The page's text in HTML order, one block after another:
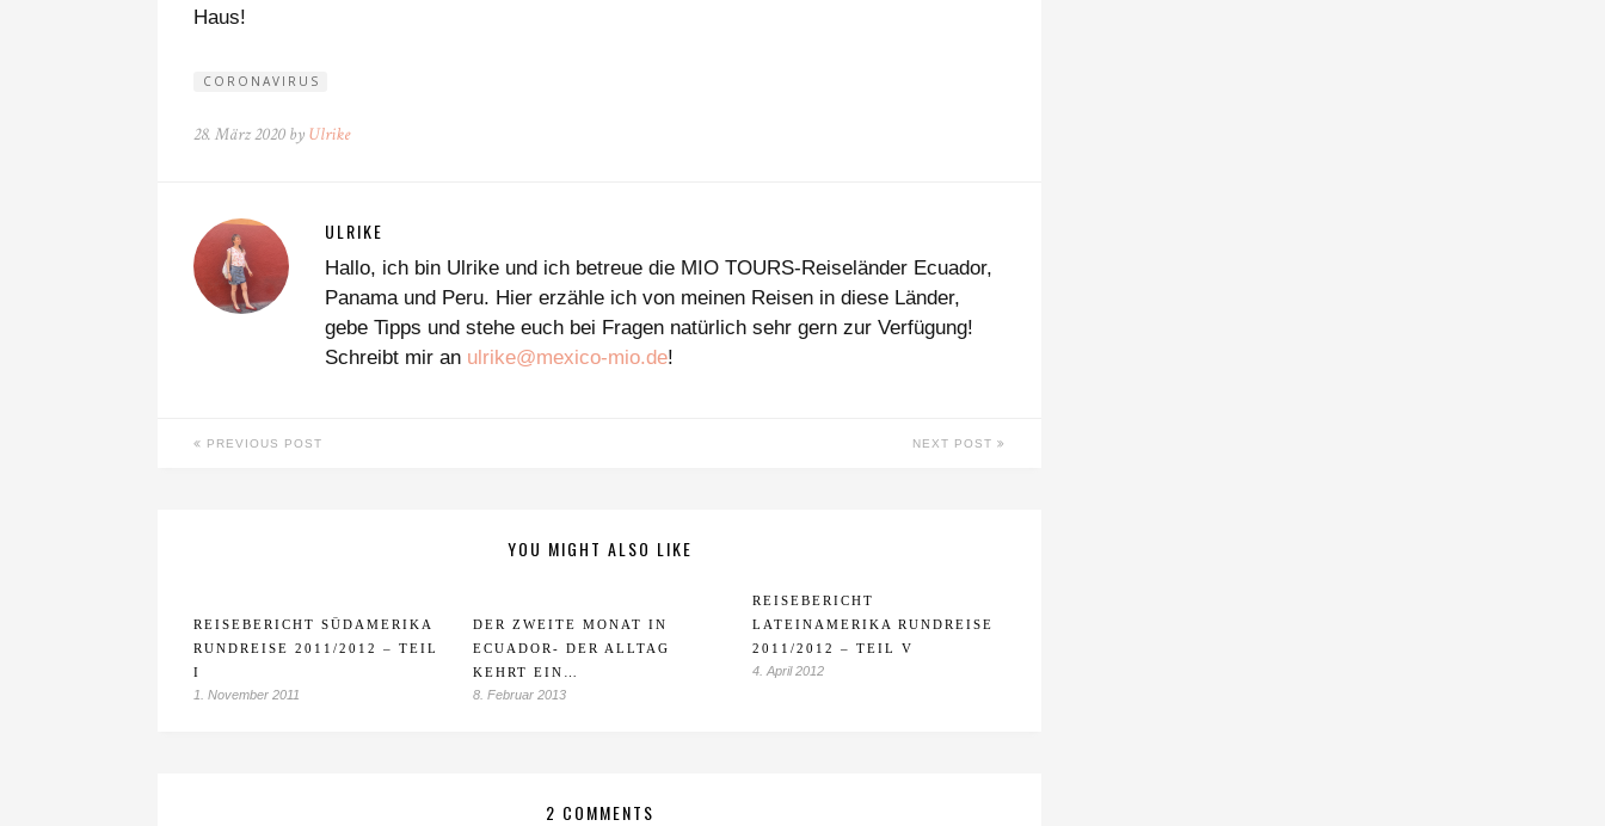
Haus!
CORONAVIRUS
28. März 2020 by Ulrike
ULRIKE
Hallo, ich bin Ulrike und ich betreue die MIO TOURS-Reiseländer Ecuador,
Panama und Peru. Hier erzähle ich von meinen Reisen in diese Länder,
gebe Tipps und stehe euch bei Fragen natürlich sehr gern zur Verfügung!
Schreibt mir an ulrike@mexico-mio.de!
PREVIOUS POST NEXT POST
YOU MIGHT ALSO LIKE
REISEBERICHT SÜDAMERIKA
RUNDREISE 2011/2012 – TEIL
I
1. November 2011
DER ZWEITE MONAT IN
ECUADOR- DER ALLTAG
KEHRT EIN…
8. Februar 2013
REISEBERICHT
LATEINAMERIKA RUNDREISE
2011/2012 – TEIL V
4. April 2012
2 COMMENTS